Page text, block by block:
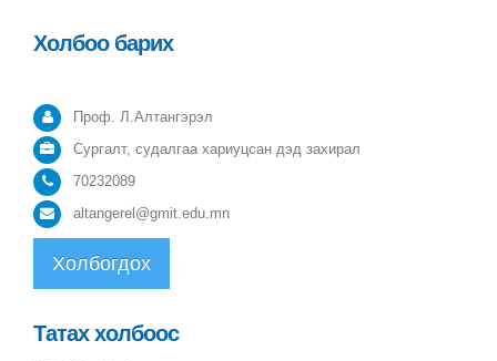
Холбоо барих
Проф. Л.Алтангэрэл
Сургалт, судалгаа хариуцсан дэд захирал
70232089
altangerel@gmit.edu.mn
Холбогдох
Татах холбоос